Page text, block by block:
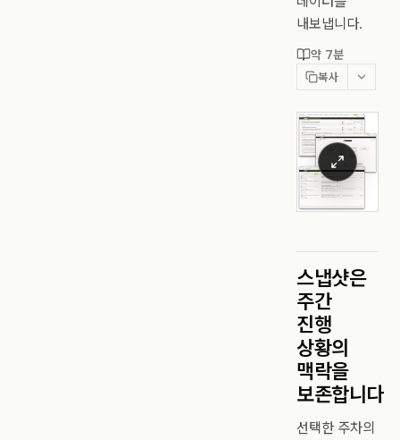
내보냅니다.
약 7분
복사
스냅샷은
주간
진행
상황의
맥락을
보존합니다
선택한 주차의